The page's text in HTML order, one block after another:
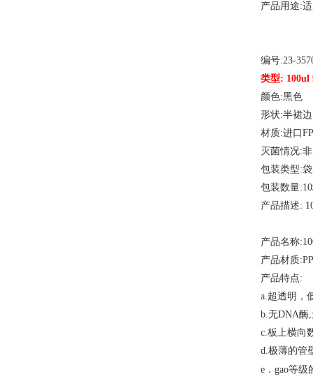
产品用途:
编号:23-
类型: 100ul
颜色:黑色
形状:半裙边
材质:进口FP
灭菌情况:
包装类型:
包装数量
产品描述:
产品名称
产品材质:PP
产品特点:
a.超透明，
b.无DNA酶
c.板上横向
d.极薄的管
e．gao等级